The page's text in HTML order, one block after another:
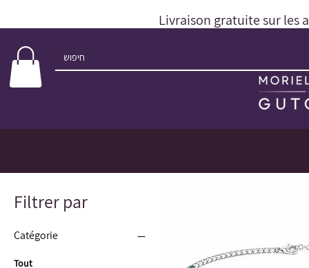
Livraison gratuite sur les
Filtrer par
Catégorie
Tout